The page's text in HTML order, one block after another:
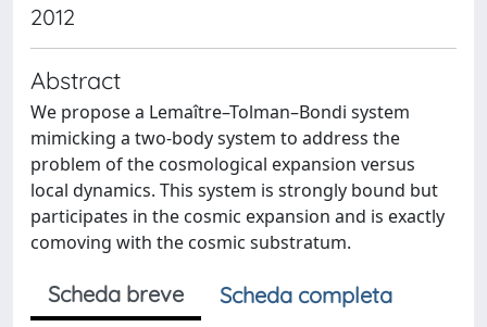
2012
Abstract
We propose a Lemaître–Tolman–Bondi system
mimicking a two-body system to address the
problem of the cosmological expansion versus
local dynamics. This system is strongly bound but
participates in the cosmic expansion and is exactly
comoving with the cosmic substratum.
Scheda breve
Scheda completa